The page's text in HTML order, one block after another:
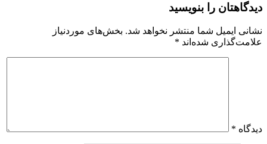
دیدگاهتان را بنویسید
نشانی ایمیل شما منتشر نخواهد شد. بخش‌های موردنیاز
علامت‌گذاری شده‌اند *
دیدگاه *